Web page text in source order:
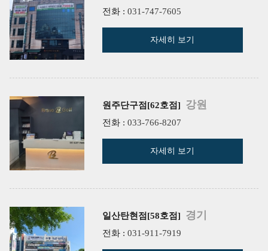
전화 : 031-747-7605
자세히 보기
원주단구점[62호점] 강원
전화 : 033-766-8207
자세히 보기
일산탄현점[58호점] 경기
전화 : 031-911-7919